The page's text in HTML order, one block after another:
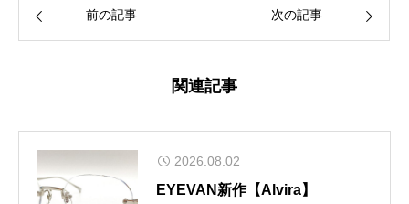
前の記事 次の記事
関連記事
2026.08.02
EYEVAN新作【Alvira】